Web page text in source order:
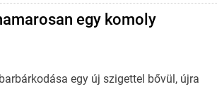
egy komoly
egy új szigettel bővül, újra